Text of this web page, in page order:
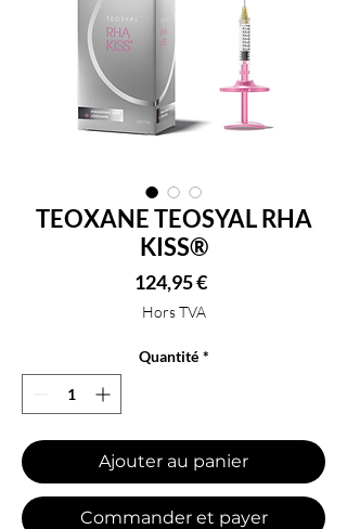
TEOXANE TEOSYAL RHA
KISS®
124,95 €Prix
Hors TVA
Quantité *
Ajouter au panier
Commander et payer